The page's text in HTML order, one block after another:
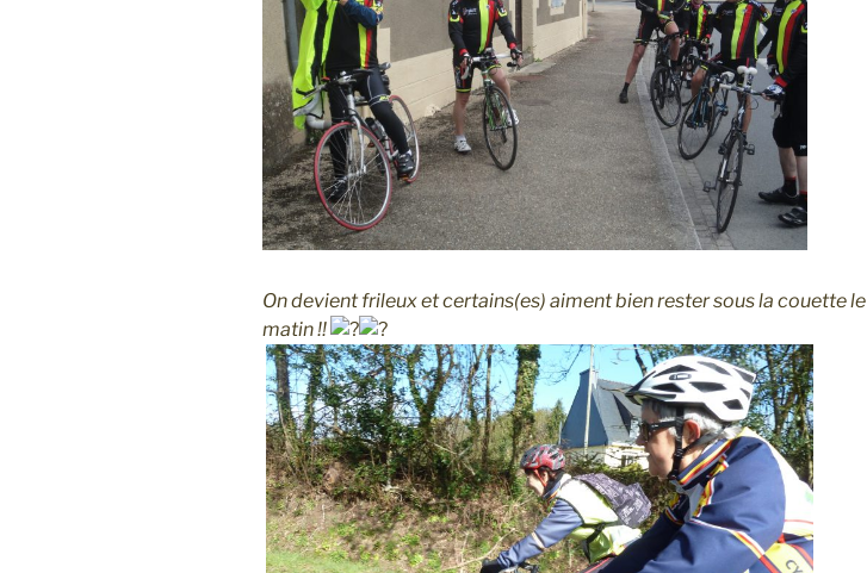
On devient frileux et certains(es) aiment bien rester sous la couette le
matin !!